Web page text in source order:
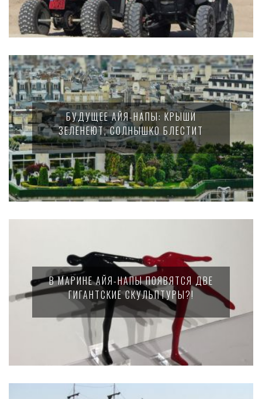
БУДУЩЕЕ АЙЯ-НАПЫ: КРЫШИ
ЗЕЛЕНЕЮТ, СОЛНЫШКО БЛЕСТИТ
В МАРИНЕ АЙЯ-НАПЫ ПОЯВЯТСЯ ДВЕ
ГИГАНТСКИЕ СКУЛЬПТУРЫ?!